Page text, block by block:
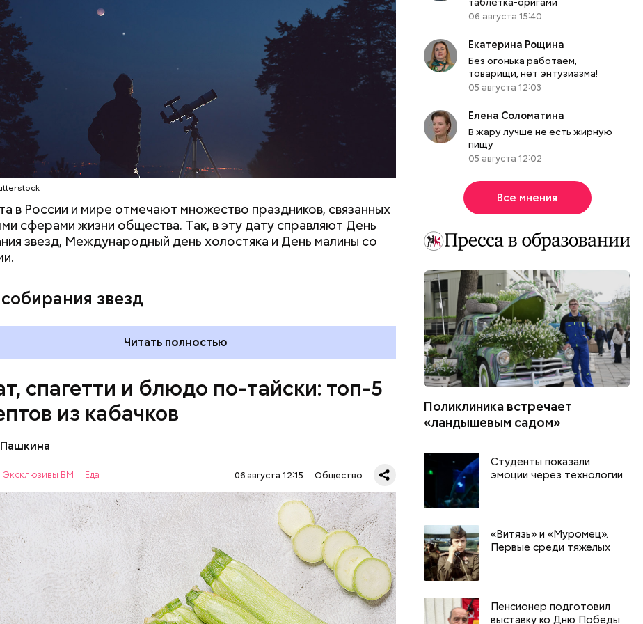
в России и мире отмечают множество праздников, связанных
сферами жизни общества. Так, в эту дату справляют День
звезд, Международный день холостяка и День малины со
звезд
Читать полностью
спагетти и блюдо по-тайски: топ-5
из кабачков
Эксклюзивы ВМ Еда 06 августа 12:15 Общество
масло;
ОВОЩИ РЕЦЕПТЫ
06 августа 15:40
Екатерина Рощина
Без огонька работаем,
товарищи, нет энтузиазма!
05 августа 12:03
Елена Соломатина
В жару лучше не есть жирную
пищу
05 августа 12:02
Все мнения
Поликлиника встречает
«ландышевым садом»
Студенты показали
эмоции через технологии
«Витязь» и «Муромец».
Первые среди тяжелых
Пенсионер подготовил
выставку ко Дню Победы